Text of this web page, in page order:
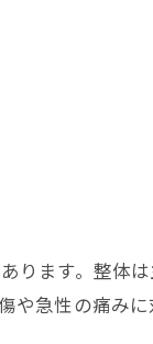
ります。整体
急性の痛みに